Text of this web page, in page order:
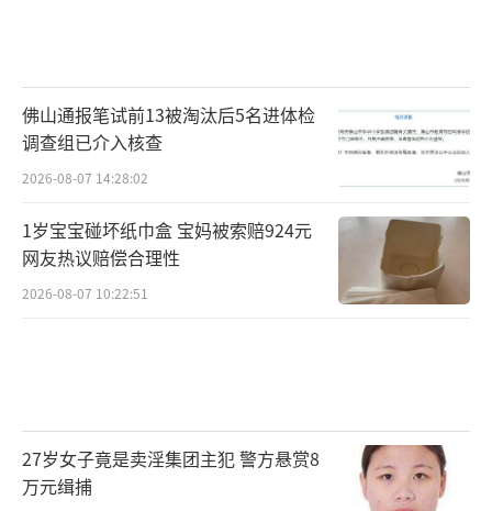
佛山通报笔试前13被淘汰后5名进体检
调查组已介入核查
2026-08-07 14:28:02
1岁宝宝碰坏纸巾盒 宝妈被索赔924元
网友热议赔偿合理性
2026-08-07 10:22:51
27岁女子竟是卖淫集团主犯 警方悬赏8
万元缉捕